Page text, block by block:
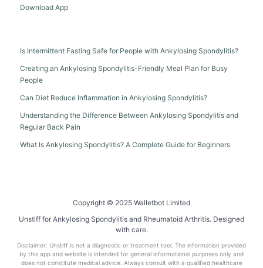
Download App
Is Intermittent Fasting Safe for People with Ankylosing Spondylitis?
Creating an Ankylosing Spondylitis-Friendly Meal Plan for Busy
People
Can Diet Reduce Inflammation in Ankylosing Spondylitis?
Understanding the Difference Between Ankylosing Spondylitis and
Regular Back Pain
What Is Ankylosing Spondylitis? A Complete Guide for Beginners
Copyright © 2025 Walletbot Limited
Unstiff for Ankylosing Spondylitis and Rheumatoid Arthritis. Designed
with care.
Disclaimer: Unstiff is not a diagnostic or treatment tool. The information provided
by this app and website is intended for general informational purposes only and
does not constitute medical advice. Always consult with a qualified healthcare